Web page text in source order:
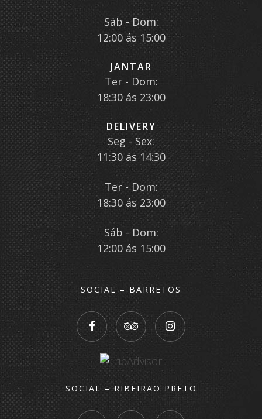
Sáb - Dom:
12:00 ás 15:00
JANTAR
Ter - Dom:
18:30 ás 23:00
DELIVERY
Seg - Sex:
11:30 ás 14:30
Ter - Dom:
18:30 ás 23:00
Sáb - Dom:
12:00 ás 15:00
SOCIAL – BARRETOS
SOCIAL – RIBEIRÃO PRETO